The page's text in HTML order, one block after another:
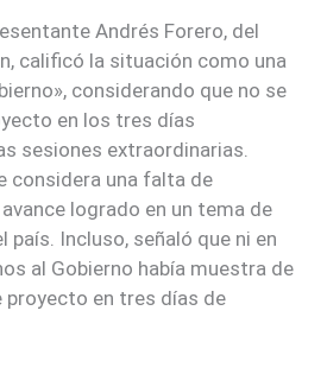
Andrés Forero, del
calificó la situación como una
considerando que no se
en los tres días
sesiones extraordinarias.
considera una falta de
logrado en un tema de
país. Incluso, señaló que ni en
al Gobierno había muestra de
proyecto en tres días de